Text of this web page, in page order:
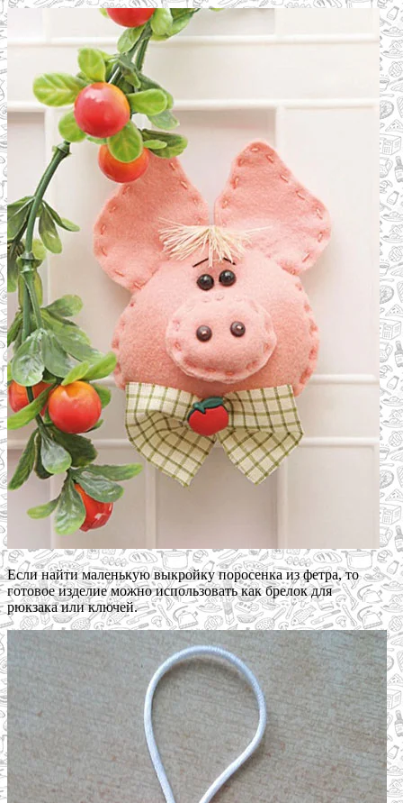
Если найти маленькую выкройку поросенка из фетра, то
готовое изделие можно использовать как брелок для
рюкзака или ключей.